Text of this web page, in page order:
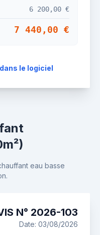
6 200,00 €
7 440,00 €
le logiciel
eau basse
N° 2026-103
Date: 03/08/2026